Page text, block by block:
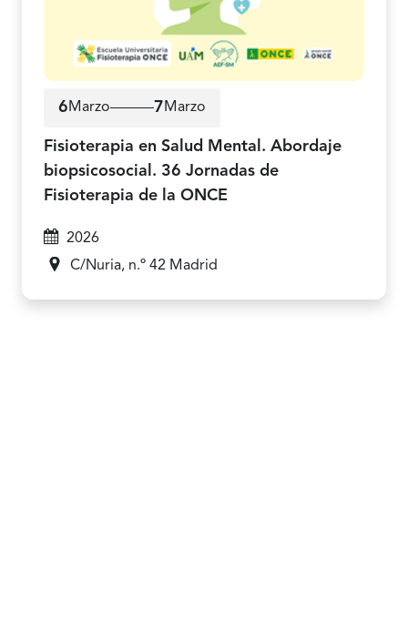
6Marzo 7Marzo
Fisioterapia en Salud Mental. Abordaje
biopsicosocial. 36 Jornadas de
Fisioterapia de la ONCE
2026
C/Nuria, n.º 42 Madrid